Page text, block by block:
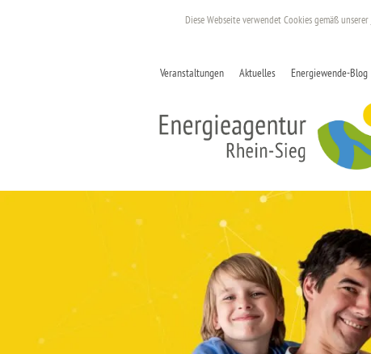
Veranstaltungen Aktuelles Energiewende-Blog
Diese Webseite verwendet Cookies gemäß unserer